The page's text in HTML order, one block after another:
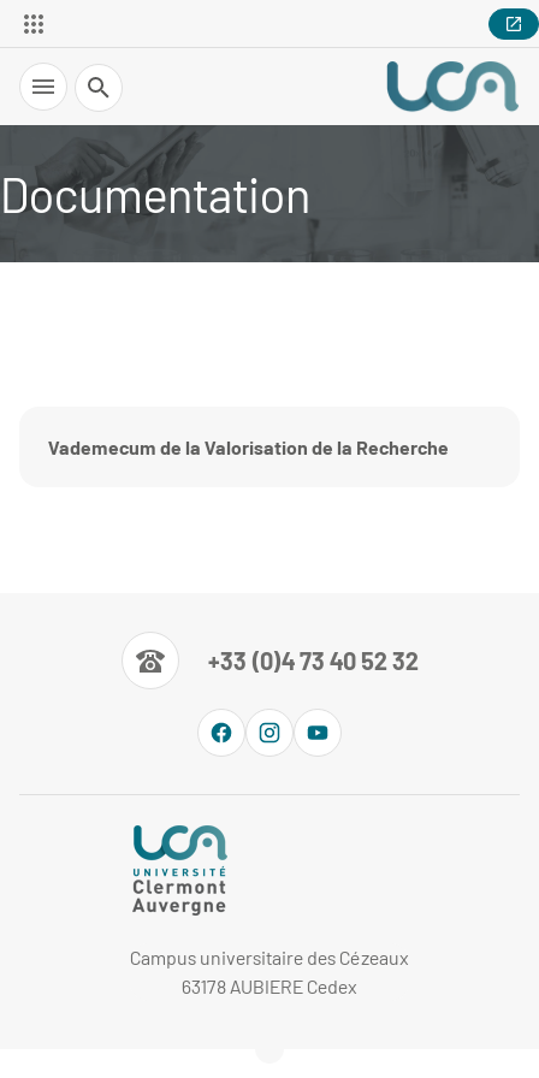
Recherche
Documentation
Vademecum de la Valorisation de la Recherche
+33 (0)4 73 40 52 32
Campus universitaire des Cézeaux
63178 AUBIERE Cedex